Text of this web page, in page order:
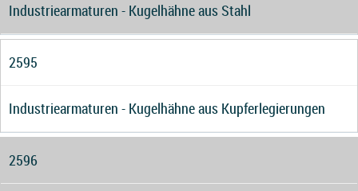
Industriearmaturen - Kugelhähne aus Stahl
2595
Industriearmaturen - Kugelhähne aus Kupferlegierungen
2596